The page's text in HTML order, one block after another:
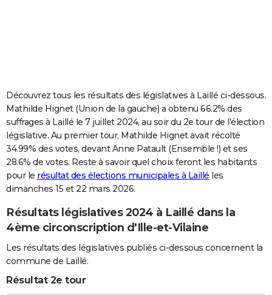
Carte de Noël
Carte Bonne année
Carte Saint-Valentin
Carte Pâques
Carte d'anniversaire
DICTIONNAIRE
Dictionnaire
Biographies
Citations
Expressions
Proverbes
PROGRAMME TV
COPAINS D'AVANT
S'inscrire
Se connecter
Lycées
Collèges
Primaires
Universités
Entreprises
Service militaire
Avis de recherche
AVIS DE DÉCÈS
FORUM
Bricolage
Lifestyle
Culture
Sport
Auto
Television
Voyage
Cinema
Découvrez tous les résultats des législatives à Laillé ci-dessous.
Mathilde Hignet (Union de la gauche) a obtenu 66.2% des
suffrages à Laillé le 7 juillet 2024, au soir du 2e tour de l'élection
législative. Au premier tour, Mathilde Hignet avait récolté
34.99% des votes, devant Anne Patault (Ensemble !) et ses
28.6% de votes. Reste à savoir quel choix feront les habitants
pour le résultat des élections municipales à Laillé les
dimanches 15 et 22 mars 2026.
Résultats législatives 2024 à Laillé dans la
4ème circonscription d'Ille-et-Vilaine
Les résultats des législatives publiés ci-dessous concernent la
commune de Laillé.
Résultat 2e tour